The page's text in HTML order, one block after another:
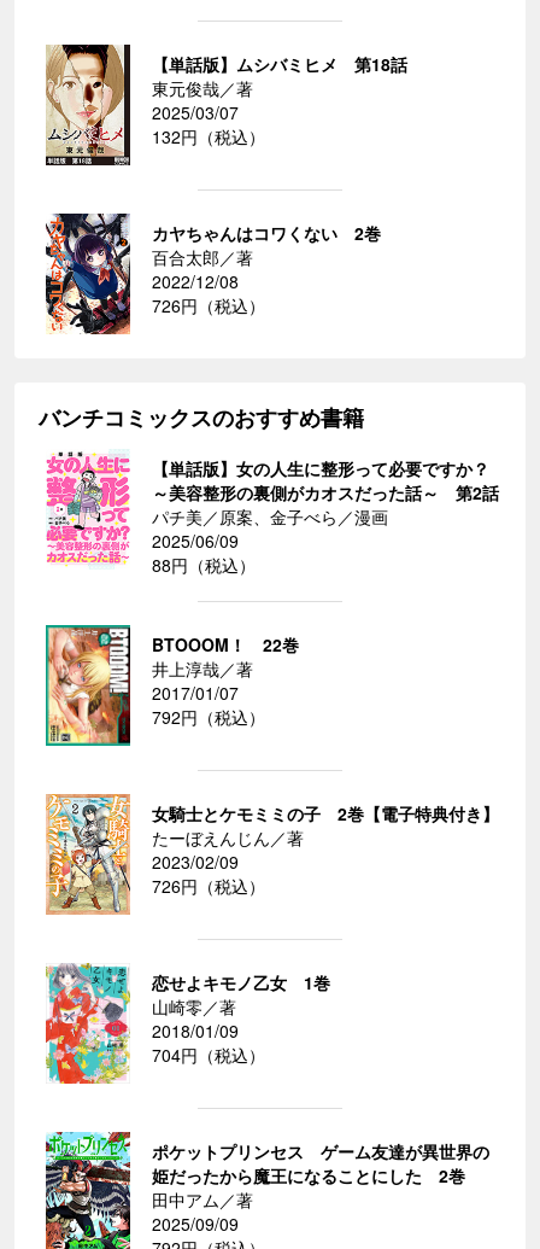
【単話版】ムシバミヒメ 第18話
東元俊哉／著
2025/03/07
132円（税込）
カヤちゃんはコワくない 2巻
百合太郎／著
2022/12/08
726円（税込）
バンチコミックスのおすすめ書籍
【単話版】女の人生に整形って必要ですか？
～美容整形の裏側がカオスだった話～ 第2話
パチ美／原案、金子べら／漫画
2025/06/09
88円（税込）
BTOOOM！ 22巻
井上淳哉／著
2017/01/07
792円（税込）
女騎士とケモミミの子 2巻【電子特典付き】
たーぼえんじん／著
2023/02/09
726円（税込）
恋せよキモノ乙女 1巻
山崎零／著
2018/01/09
704円（税込）
ポケットプリンセス ゲーム友達が異世界の
姫だったから魔王になることにした 2巻
田中アム／著
2025/09/09